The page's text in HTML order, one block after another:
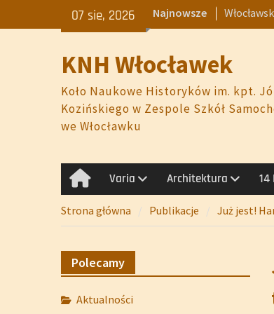
07 sie, 2026 Najnowsze
Plan
Zamach
Elżbieta
Forma –
KNH Włocławek
Koło Naukowe Historyków im. kpt.
Kozińskiego w Zespole Szkół
we Włocławku
Strona
główna
Varia Architektura 14
Strona główna Publikacje Już jest!
Polecamy
Aktualności